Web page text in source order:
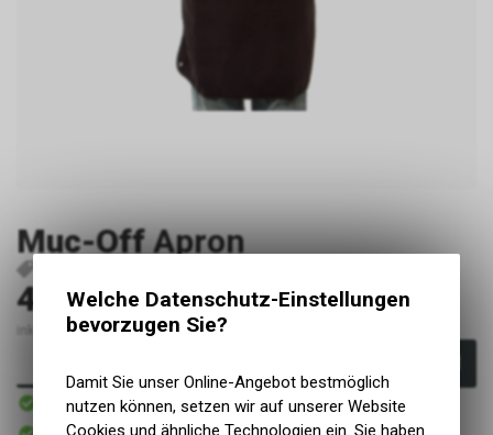
Muc-Off Apron
42.90CHF
inkl. MwSt., zzgl. Versandkosten
Versand
Sofort abholbar
Welche Datenschutz-Einstellungen
bevorzugen Sie?
Damit Sie unser Online-Angebot bestmöglich
nutzen können, setzen wir auf unserer Website
Cookies und ähnliche Technologien ein. Sie haben